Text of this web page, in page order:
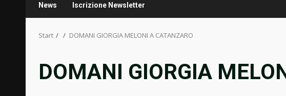
News Iscrizione Newsletter
Start DOMANI GIORGIA MELONI A CATANZARO
DOMANI GIORGIA